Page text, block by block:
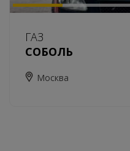
ГАЗ
СОБОЛЬ
Москва